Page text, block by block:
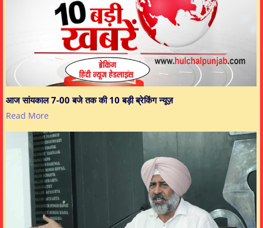
आज सांयकाल 7-00 बजे तक की 10 बड़ी ब्रेकिंग न्यूज़
Read More